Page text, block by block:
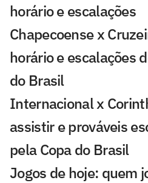
horário e escalações
Chapecoense x
horário e escalações
do Brasil
Internacional x
assistir e prováveis
pela Copa do Brasil
Jogos de hoje: quem